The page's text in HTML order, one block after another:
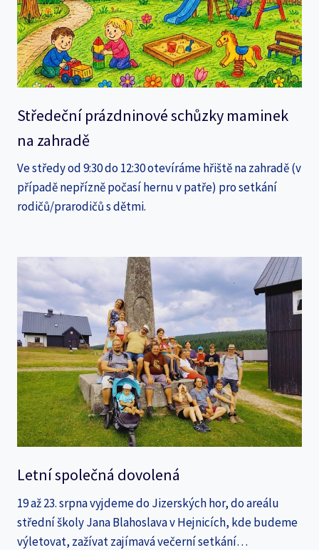
Středeční prázdninové schůzky maminek
na zahradě
Ve středy od 9:30 do 12:30 otevíráme hřiště na zahradě (v
případě nepřízně počasí hernu v patře) pro setkání
rodičů/prarodičů s dětmi.
Letní společná dovolená
19 až 23. srpna vyjdeme do Jizerských hor, do areálu
střední školy Jana Blahoslava v Hejnicích, kde budeme
výletovat, zažívat zajímavá večerní setkání…